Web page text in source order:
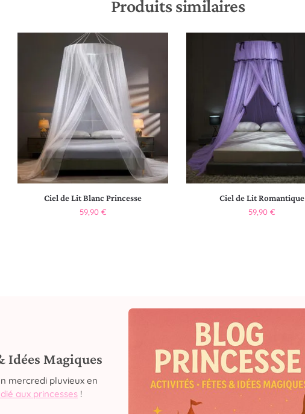
Produits similaires
Ciel de Lit Blanc Princesse
59,90 €
Ciel de Lit Romantique
59,90 €
Idées Magiques
mercredi pluvieux en
aux princesses !